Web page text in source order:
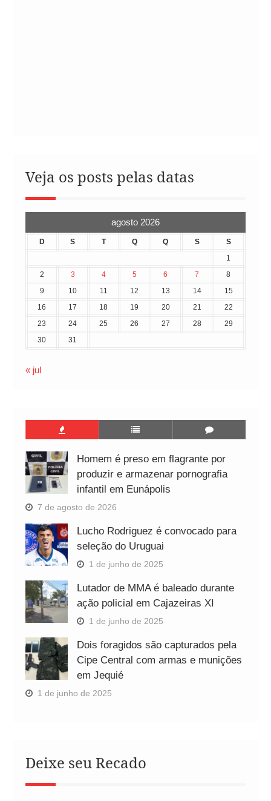
Veja os posts pelas datas
agosto 2026
D S T Q Q S
S
1
2
3 4 5 6 7
8
9
10 11 12 13 14
15
16
17 18 19 20 21
22
23
24 25 26 27 28
29
30
31
« jul
Homem é preso em flagrante por
produzir e armazenar pornografia
infantil em Eunápolis
7 de agosto de 2026
Lucho Rodriguez é convocado para
seleção do Uruguai
1 de junho de 2025
Lutador de MMA é baleado durante
ação policial em Cajazeiras XI
1 de junho de 2025
Dois foragidos são capturados pela
Cipe Central com armas e munições
em Jequié
1 de junho de 2025
Deixe seu Recado